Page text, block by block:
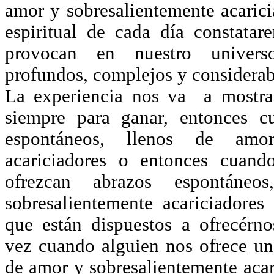
amor y sobresalientemente
espiritual de cada día
provocan en nuestro
profundos, complejos y
La experiencia nos va a
siempre para ganar, entonces
espontáneos, llenos de
acariciadores o entonces
ofrezcan abrazos
sobresalientemente
que están dispuestos a
vez cuando alguien nos ofrece
de amor y sobresalientemente